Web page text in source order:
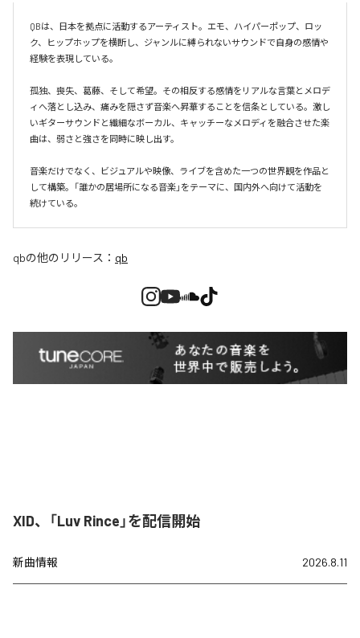
QBは、日本を拠点に活動するアーティスト。エモ、ハイパーポップ、ロッ
ク、ヒップホップを横断し、ジャンルに縛られないサウンドで自身の感情や
経験を表現している。
孤独、喪失、葛藤、そして希望。その相反する感情をリアルな言葉とメロデ
ィへ落とし込み、痛みを隠さず音楽へ昇華することを信条としている。激し
いギターサウンドと繊細なボーカル、キャッチーなメロディを融合させた楽
曲は、弱さと強さを同時に映し出す。
音楽だけでなく、ビジュアルや映像、ライブを含めた一つの世界観を作品と
して構築。「誰かの居場所になる音楽」をテーマに、国内外へ向けて活動を
続けている。
qbの他のリリース： qb
XID、「Luv Rince」を配信開始
新曲情報 2026.8.11